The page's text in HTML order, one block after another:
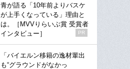
青が語る「10年前よりバスケ
が上手くなっている」理由と
は。［MVVりらいぶ賞 受賞者
インタビュー］
PR
「バイエルン移籍の逸材輩出
も“グラウンドがなかっ